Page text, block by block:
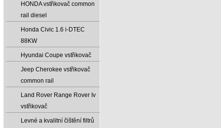
HONDA vstřikovač common
rail diesel
Honda Civic 1.6 i-DTEC
88KW
Hyundai Coupe vstřikovač
Jeep Cherokee vstřikovač
common rail
Land Rover Range Rover Iv
vstřikovač
Levné a kvalitní čištění filtrů